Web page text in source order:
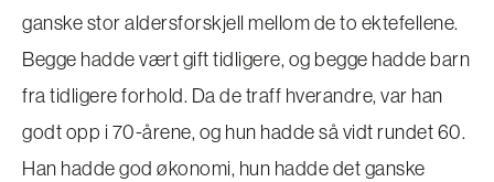
ganske stor aldersforskjell mellom de to ektefellene.
Begge hadde vært gift tidligere, og begge hadde barn
fra tidligere forhold. Da de traff hverandre, var han
godt opp i 70-årene, og hun hadde så vidt rundet 60.
Han hadde god økonomi, hun hadde det ganske